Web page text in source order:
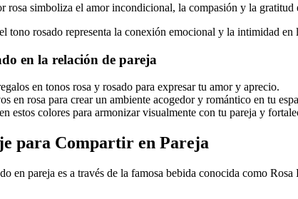
rosa simboliza el amor incondicional, la compasión y la
tono rosado representa la conexión emocional y la intimidad
en la relación de pareja
en tonos rosa y rosado para expresar tu amor y aprecio.
en rosa para crear un ambiente acogedor y romántico en tu
estos colores para armonizar visualmente con tu pareja y
para Compartir en Pareja
en pareja es a través de la famosa bebida conocida como